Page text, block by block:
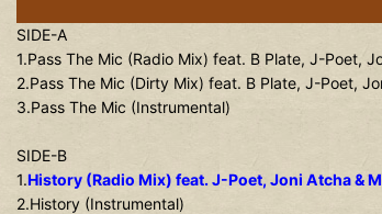
SIDE-A
1.Pass The Mic (Radio Mix) feat. B Plate, J-Poet,
2.Pass The Mic (Dirty Mix) feat. B Plate, J-Poet,
3.Pass The Mic (Instrumental)
SIDE-B
1.History (Radio Mix) feat. J-Poet, Joni Atcha &
2.History (Instrumental)